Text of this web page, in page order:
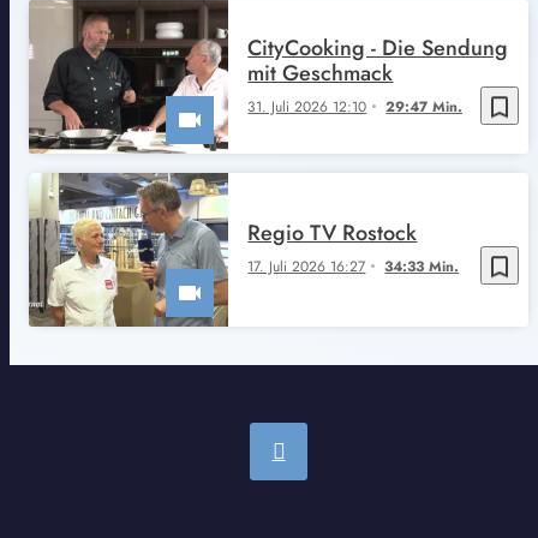
bookmark_border
31. Juli 2026 12:10 29:47 Min.
CityCooking - Die Sendung
mit Geschmack
bookmark_border
17. Juli 2026 16:27 34:33 Min.
Regio TV Rostock